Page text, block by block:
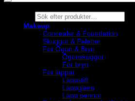
Products
search
Makeup
Concealer & Foundation
Skuggor & Paletter
För Ögon & Bryn
Ögonskuggor
För bryn
För läppar
Läppstift
Läppglans
Läpp pennor